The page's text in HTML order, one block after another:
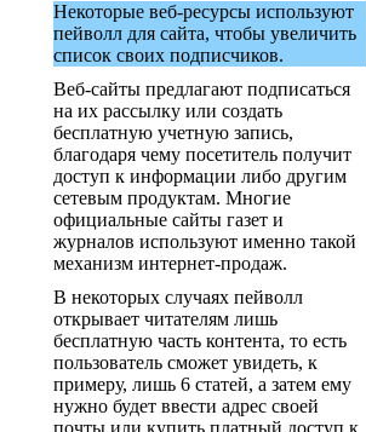
Некоторые веб-ресурсы используют
пейволл для сайта, чтобы увеличить
список своих подписчиков.
Веб-сайты предлагают подписаться
на их рассылку или создать
бесплатную учетную запись,
благодаря чему посетитель получит
доступ к информации либо другим
сетевым продуктам. Многие
официальные сайты газет и
журналов используют именно такой
механизм интернет-продаж.
В некоторых случаях пейволл
открывает читателям лишь
бесплатную часть контента, то есть
пользователь сможет увидеть, к
примеру, лишь 6 статей, а затем ему
нужно будет ввести адрес своей
почты или купить платный доступ к